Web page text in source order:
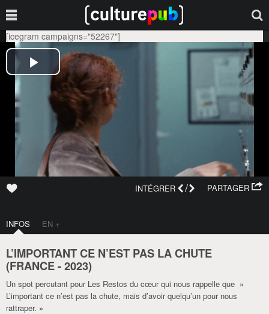
[icegram campaigns="52267"]
PARTAGER
INTÉGRER /
INFOS EN +
L’IMPORTANT CE N’EST PAS LA CHUTE
(FRANCE-2023)
Un spot percutant pour Les Restos du cœur qui nous rappelle que »
L’important ce n’est pas la chute, mais d’avoir quelqu’un pour nous
rattraper. »